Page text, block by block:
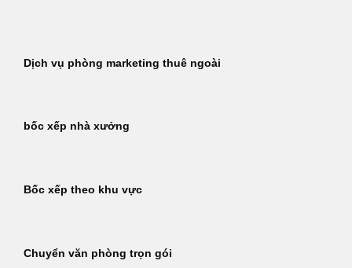
dungDịch vụ phòng marketing thuê ngoài
bốc xếp nhà xưởng
Bốc xếp theo khu vực
Chuyển văn phòng trọn gói